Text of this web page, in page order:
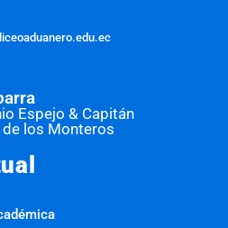
Espejo & Capitán
los Monteros